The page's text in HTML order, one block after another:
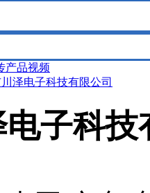
产品视频
泽电子科技有限公司
子科技